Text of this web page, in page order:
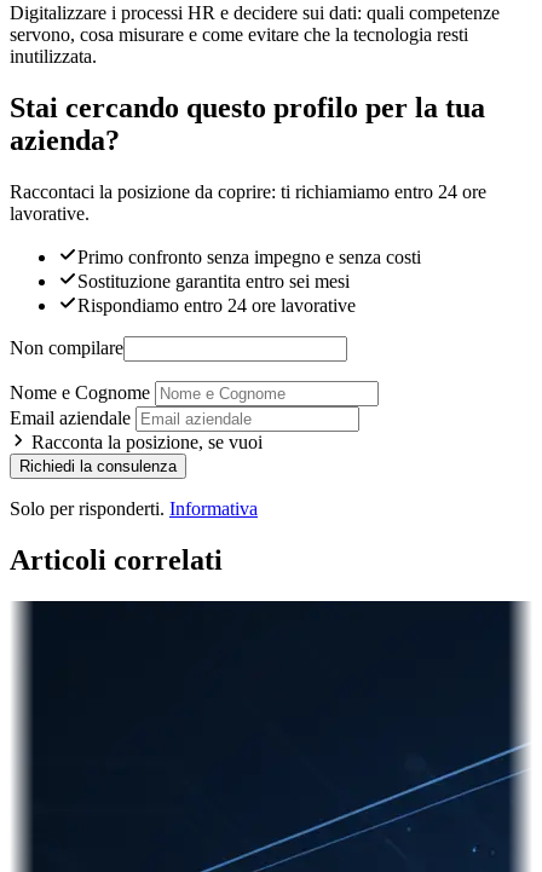
Digitalizzare i processi HR e decidere sui dati: quali competenze
servono, cosa misurare e come evitare che la tecnologia resti
inutilizzata.
Stai cercando questo profilo per la tua
azienda?
Raccontaci la posizione da coprire: ti richiamiamo entro 24 ore
lavorative.
Primo confronto senza impegno e senza costi
Sostituzione garantita entro sei mesi
Rispondiamo entro 24 ore lavorative
Non compilare
Nome e Cognome
Email aziendale
Racconta la posizione, se vuoi
Richiedi la consulenza
Solo per risponderti. Informativa
Articoli correlati